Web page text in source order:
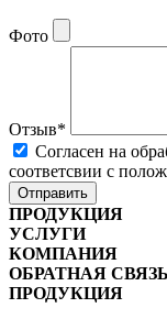
Фото
Отзыв*
Cогласен на
соответсвии с
Отправить
ПРОДУКЦИЯ
УСЛУГИ
КОМПАНИЯ
ОБРАТНАЯ СВЯЗЬ
ПРОДУКЦИЯ